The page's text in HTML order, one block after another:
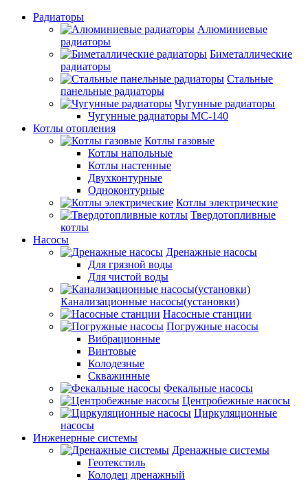
Радиаторы
Алюминиевые
радиаторы
Биметаллические
радиаторы
Стальные
панельные радиаторы
Чугунные радиаторы
Чугунные радиаторы МС-140
Котлы отопления
Котлы газовые
Котлы напольные
Котлы настенные
Двухконтурные
Одноконтурные
Котлы электрические
Твердотопливные
котлы
Насосы
Дренажные насосы
Для грязной воды
Для чистой воды
Канализационные насосы(установки)
Насосные станции
Погружные насосы
Вибрационные
Винтовые
Колодезные
Скважинные
Фекальные насосы
Центробежные насосы
Циркуляционные
насосы
Инженерные системы
Дренажные системы
Геотекстиль
Колодец дренажный